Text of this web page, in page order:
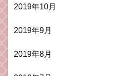
2019年10月
2019年9月
2019年8月